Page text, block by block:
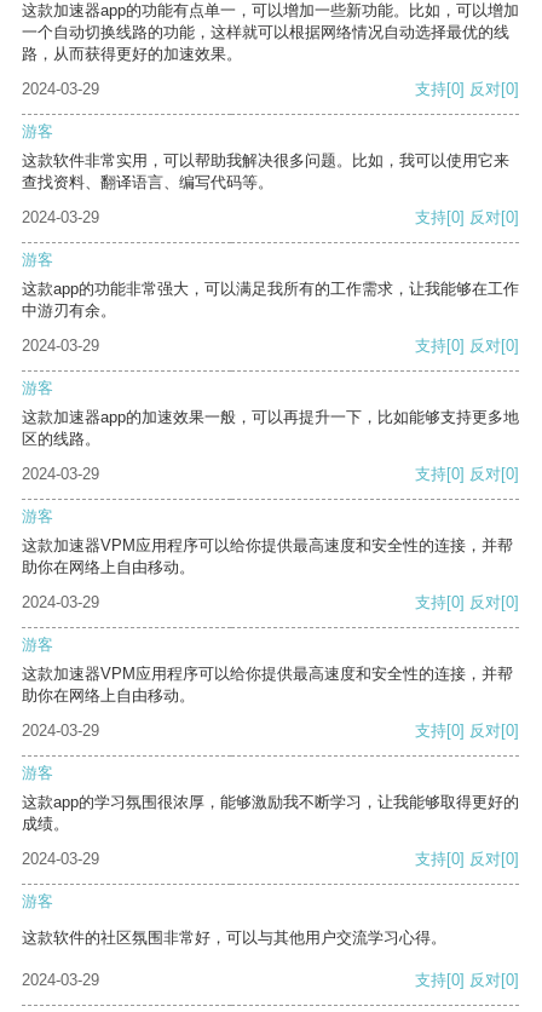
这款加速器app的功能有点单一，可以增加一些新功能。比如，可以增加
一个自动切换线路的功能，这样就可以根据网络情况自动选择最优的线
路，从而获得更好的加速效果。
2024-03-29
支持[0] 反对[0]
游客
这款软件非常实用，可以帮助我解决很多问题。比如，我可以使用它来
查找资料、翻译语言、编写代码等。
2024-03-29
支持[0] 反对[0]
游客
这款app的功能非常强大，可以满足我所有的工作需求，让我能够在工作
中游刃有余。
2024-03-29
支持[0] 反对[0]
游客
这款加速器app的加速效果一般，可以再提升一下，比如能够支持更多地
区的线路。
2024-03-29
支持[0] 反对[0]
游客
这款加速器VPM应用程序可以给你提供最高速度和安全性的连接，并帮
助你在网络上自由移动。
2024-03-29
支持[0] 反对[0]
游客
这款加速器VPM应用程序可以给你提供最高速度和安全性的连接，并帮
助你在网络上自由移动。
2024-03-29
支持[0] 反对[0]
游客
这款app的学习氛围很浓厚，能够激励我不断学习，让我能够取得更好的
成绩。
2024-03-29
支持[0] 反对[0]
游客
这款软件的社区氛围非常好，可以与其他用户交流学习心得。
2024-03-29 支持[0] 反对[0]